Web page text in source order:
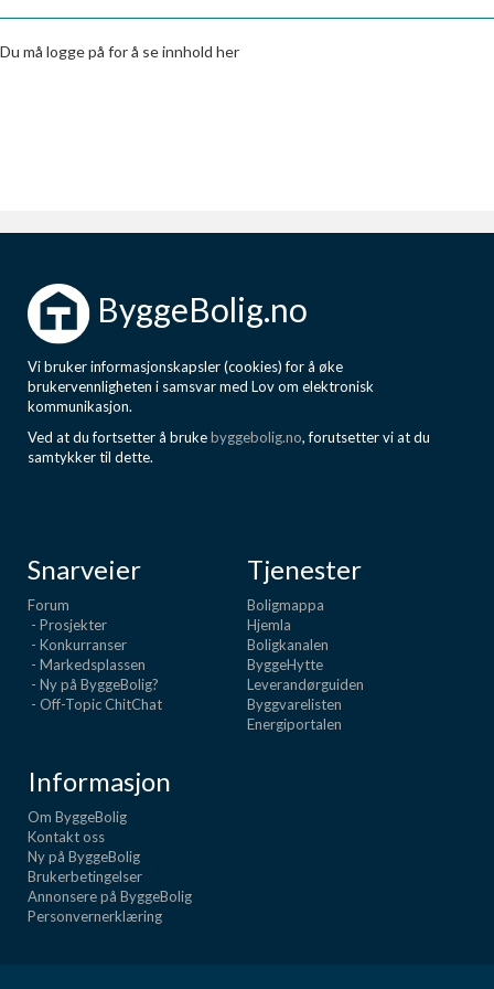
Boligmappa+
Få mer ut av Boligmappa
Du må logge på for å se innhold her
ByggeBolig.no
Vi bruker informasjonskapsler (cookies) for å øke
brukervennligheten i samsvar med Lov om elektronisk
kommunikasjon.
Ved at du fortsetter å brukebyggebolig.no, forutsetter vi at du
samtykker til dette.
Snarveier
Forum
- Prosjekter
- Konkurranser
- Markedsplassen
- Ny på ByggeBolig?
- Off-Topic ChitChat
Tjenester
Boligmappa
Hjemla
Boligkanalen
ByggeHytte
Leverandørguiden
Byggvarelisten
Energiportalen
Informasjon
Om ByggeBolig
Kontakt oss
Ny på ByggeBolig
Brukerbetingelser
Annonsere på ByggeBolig
Personvernerklæring